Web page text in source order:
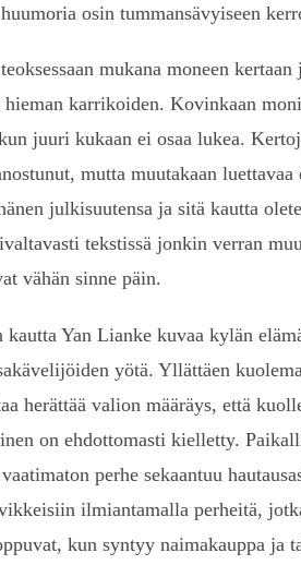
osin tummansävyiseen
mukana moneen
hieman karrikoiden. Kovinkaan
juuri kukaan ei osaa lukea.
mutta muutakaan
julkisuutensa ja sitä kautta
tekstissä jonkin verran
vähän sinne päin.
kautta Yan Lianke kuvaa kylän
yötä. Yllättäen
herättää valion määräys, että
on ehdottomasti kielletty.
perhe sekaantuu
ilmiantamalla perheitä,
kun syntyy naimakauppa ja